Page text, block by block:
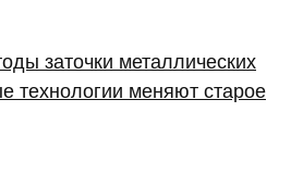
заточки металлических
технологии меняют старое